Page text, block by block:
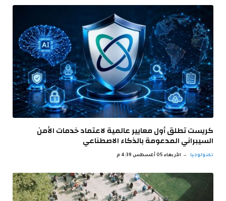
كريست تطلق أول معايير عالمية لاعتماد خدمات الأمن
السيبراني المدعومة بالذكاء الاصطناعي
تكنولوجيا الأربعاء 05 أغسطس 4:39 م